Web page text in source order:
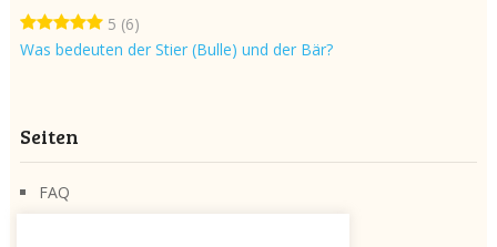
5 (6)
Was bedeuten der Stier (Bulle) und der Bär?
Seiten
FAQ